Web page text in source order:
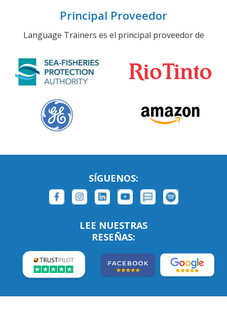
Principal Proveedor
Language Trainers es el principal proveedor de
SÍGUENOS:
LEE NUESTRAS
RESEÑAS: